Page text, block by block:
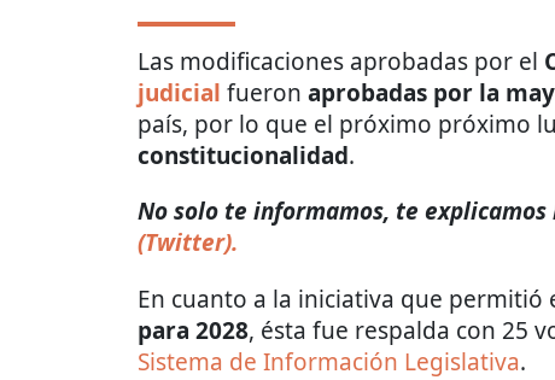
Las modificaciones aprobadas por el
judicial fueron aprobadas por la
país, por lo que el próximo próximo
constitucionalidad.
No solo te informamos, te
(Twitter).
En cuanto a la iniciativa que permitió
para 2028, ésta fue respalda con 25
Sistema de Información Legislativa.